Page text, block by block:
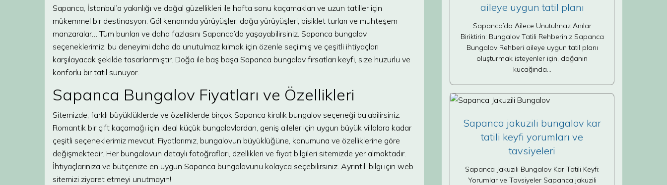
Sapanca, İstanbul’a yakınlığı ve doğal güzellikleri ile hafta sonu kaçamakları ve uzun tatiller için
mükemmel bir destinasyon. Göl kenarında yürüyüşler, doğa yürüyüşleri, bisiklet turları ve muhteşem
manzaralar… Tüm bunları ve daha fazlasını Sapanca’da yaşayabilirsiniz. Sapanca bungalov
seçeneklerimiz, bu deneyimi daha da unutulmaz kılmak için özenle seçilmiş ve çeşitli ihtiyaçları
karşılayacak şekilde tasarlanmıştır. Doğa ile baş başa Sapanca bungalov fırsatları keyfi, size huzurlu ve
konforlu bir tatil sunuyor.
Sapanca Bungalov Fiyatları ve Özellikleri
Sitemizde, farklı büyüklüklerde ve özelliklerde birçok Sapanca kiralık bungalov seçeneği bulabilirsiniz.
Romantik bir çift kaçamağı için ideal küçük bungalovlardan, geniş aileler için uygun büyük villalara kadar
çeşitli seçeneklerimiz mevcut. Fiyatlarımız, bungalovun büyüklüğüne, konumuna ve özelliklerine göre
değişmektedir. Her bungalovun detaylı fotoğrafları, özellikleri ve fiyat bilgileri sitemizde yer almaktadır.
İhtiyaçlarınıza ve bütçenize en uygun Sapanca bungalovunu kolayca seçebilirsiniz. Ayrıntılı bilgi için web
sitemizi ziyaret etmeyi unutmayın!
aileye uygun tatil planı
Sapanca’da Ailece Unutulmaz Anılar
Biriktirin: Bungalov Tatili Rehberiniz Sapanca
Bungalov Rehberi aileye uygun tatil planı
oluşturmak isteyenler için, doğanın
kucağında…
Sapanca jakuzili bungalov kar
tatili keyfi yorumları ve
tavsiyeleri
Sapanca Jakuzili Bungalov Kar Tatili Keyfi:
Yorumlar ve Tavsiyeler Sapanca jakuzili